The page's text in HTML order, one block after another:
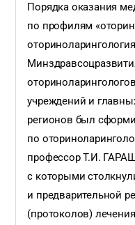
Порядка оказания
по профилям
учреждений и
регионов был
по
профессор Т.И.
с которыми
и предварительной
(протоколов)